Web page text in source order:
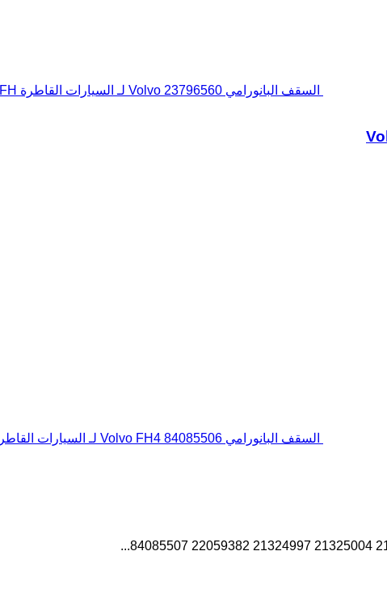
السقف البانورامي Volvo 23796560 لـ السيارات القاطرة Volvo FH
السقف البانورامي Volvo FH4 84085506 لـ السيارات القاطرة